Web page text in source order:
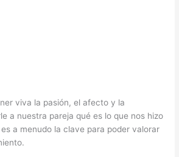
viva la pasión, el afecto y la
a nuestra pareja qué es lo que nos hizo
a menudo la clave para poder valorar